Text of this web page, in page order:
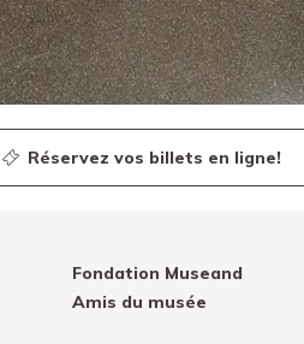
Réservez vos billets en ligne!
Fondation Museand
Amis du musée